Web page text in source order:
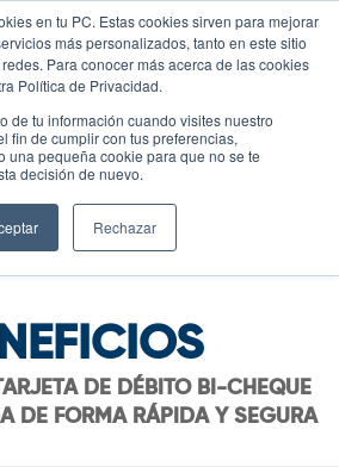
en tu PC. Estas cookies sirven para mejorar
más personalizados, tanto en este sitio
Para conocer más acerca de las cookies
Política de Privacidad.
de tu información cuando visites nuestro
fin de cumplir con tus preferencias,
una pequeña cookie para que no se te
decisión de nuevo.
Rechazar
DE DÉBITO BI-CHEQUE
DE FORMA RÁPIDA Y SEGURA